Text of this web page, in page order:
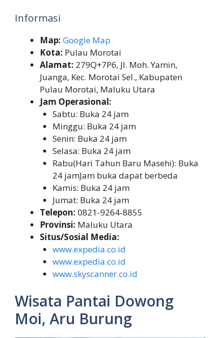
Informasi
Map: Google Map
Kota: Pulau Morotai
Alamat: 279Q+7P6, Jl. Moh. Yamin,
Juanga, Kec. Morotai Sel., Kabupaten
Pulau Morotai, Maluku Utara
Jam Operasional:
Sabtu: Buka 24 jam
Minggu: Buka 24 jam
Senin: Buka 24 jam
Selasa: Buka 24 jam
Rabu(Hari Tahun Baru Masehi): Buka
24 jamJam buka dapat berbeda
Kamis: Buka 24 jam
Jumat: Buka 24 jam
Telepon: 0821-9264-8855
Provinsi: Maluku Utara
Situs/Sosial Media:
www.expedia.co.id
www.expedia.co.id
www.skyscanner.co.id
Wisata Pantai Dowong
Moi, Aru Burung